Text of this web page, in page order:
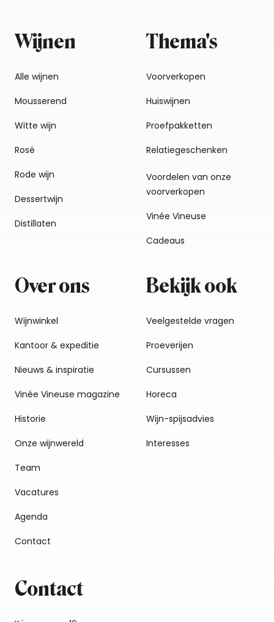
Wijnen
Alle wijnen
Mousserend
Witte wijn
Rosé
Rode wijn
Dessertwijn
Distillaten
Thema's
Voorverkopen
Huiswijnen
Proefpakketten
Relatiegeschenken
Voordelen van onze
voorverkopen
Vinée Vineuse
Cadeaus
Over ons
Wijnwinkel
Kantoor & expeditie
Nieuws & inspiratie
Vinée Vineuse magazine
Historie
Onze wijnwereld
Team
Vacatures
Agenda
Contact
Bekijk ook
Veelgestelde vragen
Proeverijen
Cursussen
Horeca
Wijn-spijsadvies
Interesses
Contact